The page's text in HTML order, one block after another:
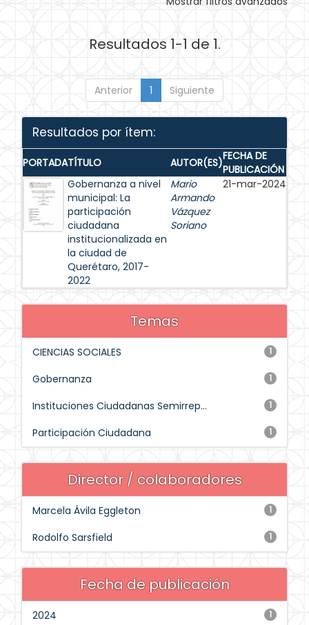
Resultados 1-1 de 1.
Anterior 1 Siguiente
Resultados por ítem:
PORTADATÍTULO AUTOR(ES)FECHA DE
PUBLICACIÓN
Gobernanza a nivel
municipal: La
participación
ciudadana
institucionalizada en
la ciudad de
Querétaro, 2017-
2022
Mario
Armando
Vázquez
Soriano
21-mar-2024
Temas
1
CIENCIAS SOCIALES
1
Gobernanza
1
Instituciones Ciudadanas Semirrep...
1
Participación Ciudadana
Director / colaboradores
1
Marcela Ávila Eggleton
1
Rodolfo Sarsfield
Fecha de publicación
1
2024